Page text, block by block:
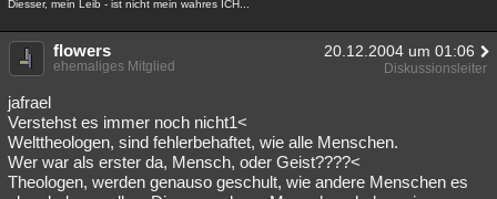
Diesser, mein Leib - ist nicht mein wahres ICH...
flowers 20.12.2004 um 01:06
ehemaliges Mitglied Diskussionsleiter
jafrael
Verstehst es immer noch nicht1<
Welttheologen, sind fehlerbehaftet, wie alle Menschen.
Wer war als erster da, Mensch, oder Geist????<
Theologen, werden genauso geschult, wie andere Menschen es